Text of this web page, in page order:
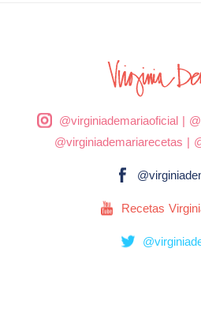
@virginiademariaoficial|
@virginiademariarecetas |
Recetas